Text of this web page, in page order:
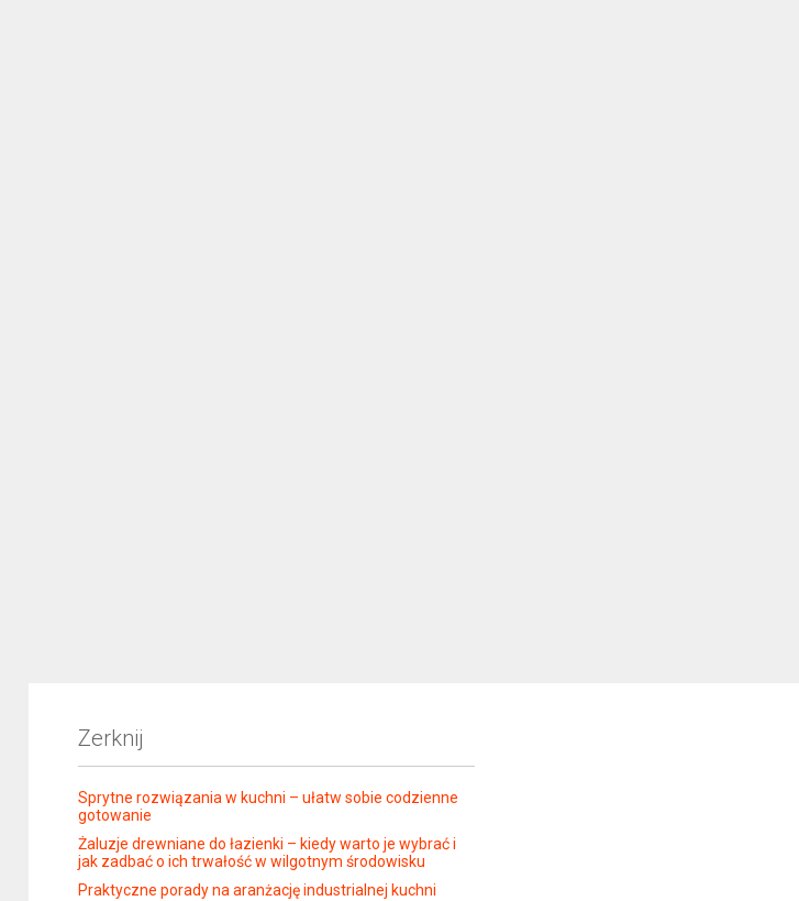
Zerknij
Sprytne rozwiązania w kuchni – ułatw sobie codzienne
gotowanie
Żaluzje drewniane do łazienki – kiedy warto je wybrać i
jak zadbać o ich trwałość w wilgotnym środowisku
Praktyczne porady na aranżację industrialnej kuchni